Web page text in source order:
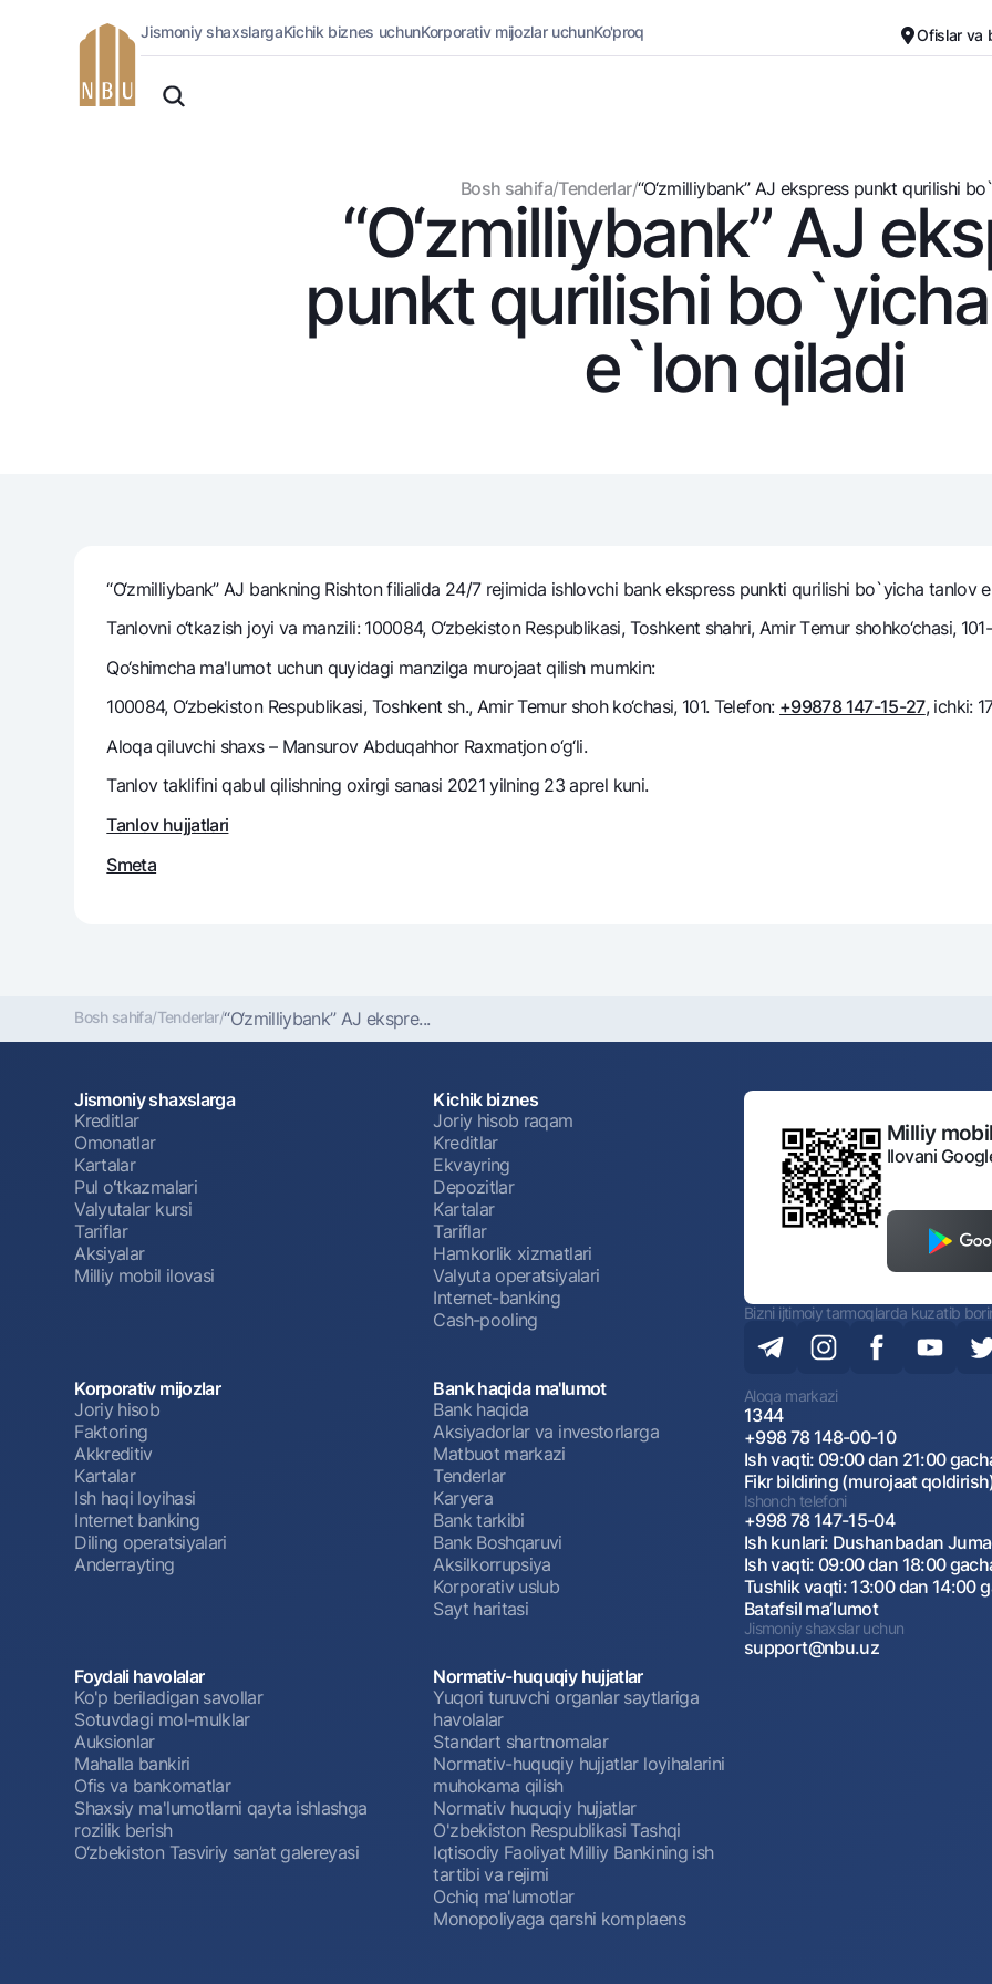
O'zbek Onlayn-bank
Jismoniy shaxslarga (Milliy)
Omonatlar
Hamma uchun
Jozibali
Vozmojno vse
Talab qilib olinguncha
Kartalar
Bepul
Premial
Sayohatchiga
UzCard/HUMO
Visa
Pul oʻtkazmalari Valyutalar kursi
Eskrou
Tariflar
Aksiyalar
Milliy mobil
Sayt bo‘yicha qidiring
Qidirish
Foydali havolalar
Jismoniy shaxslargaKichik biznes uchunKorporativ mijozlar uchunKo'proq Ofislar va
Oq-qora versiya
Ovozni yoqish
Bosh sahifa/Tenderlar/“O‘zmilliybank” AJ ekspress punkt qurilishi
“O‘zmilliybank” AJ
punkt qurilishi
e`lon qiladi
“O‘zmilliybank” AJ bankning Rishton filialida 24/7 rejimida ishlovchi bank ekspress punkti qurilishi bo`yicha tanlov
Tanlovni o‘tkazish joyi va manzili: 100084, O‘zbekiston Respublikasi, Toshkent shahri, Amir Tеmur shohko‘chasi,
Qo‘shimcha ma'lumot uchun quyidagi manzilga murojaat qilish mumkin:
100084, O‘zbekiston Respublikasi, Toshkent sh., Amir Temur shoh ko‘chasi, 101. Telefon: +99878 147-15-27, ichki:
Aloqa qiluvchi shaxs – Mansurov Abduqahhor Raxmatjon o‘g‘li.
Tanlov taklifini qabul qilishning oxirgi sanasi 2021 yilning 23 aprel kuni.
Tanlov hujjatlari
Smeta
Bosh sahifa/Tenderlar/“O‘zmilliybank” AJ ekspre...
Jismoniy shaxslarga
Kreditlar
Omonatlar
Kartalar
Pul oʻtkazmalari
Valyutalar kursi
Tariflar
Aksiyalar
Milliy mobil ilovasi
Kichik biznes
Joriy hisob raqam
Kreditlar
Ekvayring
Depozitlar
Kartalar
Tariflar
Hamkorlik xizmatlari
Valyuta operatsiyalari
Internet-banking
Cash-pooling
Korporativ mijozlar
Joriy hisob
Faktoring
Akkreditiv
Kartalar
Ish haqi loyihasi
Internet banking
Diling operatsiyalari
Anderrayting
Bank haqida ma'lumot
Bank haqida
Aksiyadorlar va investorlarga
Matbuot markazi
Tenderlar
Karyera
Bank tarkibi
Bank Boshqaruvi
Aksilkorrupsiya
Korporativ uslub
Sayt haritasi
Foydali havolalar
Ko'p beriladigan savollar
Sotuvdagi mol-mulklar
Auksionlar
Mahalla bankiri
Ofis va bankomatlar
Shaxsiy ma'lumotlarni qayta ishlashga
rozilik berish
O‘zbekiston Tasviriy san’at galereyasi
Normativ-huquqiy hujjatlar
Yuqori turuvchi organlar saytlariga
havolalar
Standart shartnomalar
Normativ-huquqiy hujjatlar loyihalarini
muhokama qilish
Normativ huquqiy hujjatlar
O'zbekiston Respublikasi Tashqi
Iqtisodiy Faoliyat Milliy Bankining ish
tartibi va rejimi
Ochiq ma'lumotlar
Monopoliyaga qarshi komplaens
Milliy
Ilovani
Bizni ijtimoiy tarmoqlarda kuzatib
Aloqa markazi
1344
+998 78 148-00-10
Ish vaqti: 09:00 dan 21:00
Fikr bildiring (murojaat
Ishonch telefoni
+998 78 147-15-04
Ish kunlari: Dushanbadan
Ish vaqti: 09:00 dan 18:00
Tushlik vaqti: 13:00 dan 14:00
Batafsil maʼlumot
Jismoniy shaxslar uchun
support@nbu.uz